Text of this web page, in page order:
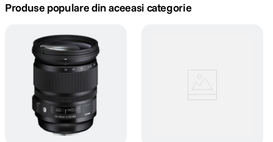
4. peak design
. canon sx740 hs
. lavaliera
7. sony fx
card memorie
Produse populare din aceeasi categorie